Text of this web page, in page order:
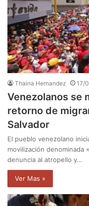
Thaina Hernandez 17/
Venezolanos se
retorno de
Salvador
El pueblo venezolano
movilización denominada
denuncia al atropello y…
Ver Mas »